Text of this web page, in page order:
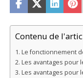
Contenu de
Le fonctionnement
Les avantages pour
Les avantages pour